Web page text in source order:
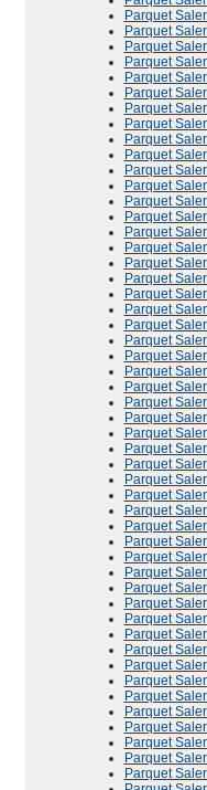
Parquet
Parquet
Parquet
Parquet
Parquet
Parquet
Parquet
Parquet
Parquet
Parquet
Parquet
Parquet
Parquet
Parquet
Parquet
Parquet
Parquet
Parquet
Parquet
Parquet
Parquet
Parquet
Parquet
Parquet
Parquet
Parquet
Parquet
Parquet
Parquet
Parquet
Parquet
Parquet
Parquet
Parquet
Parquet
Parquet
Parquet
Parquet
Parquet
Parquet
Parquet
Parquet
Parquet
Parquet
Parquet
Parquet
Parquet
Parquet
Parquet
Parquet